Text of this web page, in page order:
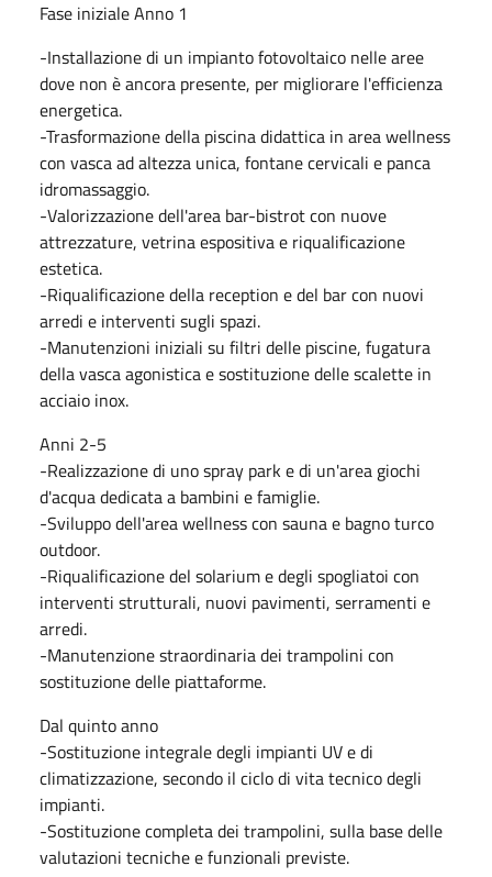
Fase iniziale Anno 1
-Installazione di un impianto fotovoltaico nelle aree
dove non è ancora presente, per migliorare l'efficienza
energetica.
-Trasformazione della piscina didattica in area wellness
con vasca ad altezza unica, fontane cervicali e panca
idromassaggio.
-Valorizzazione dell'area bar-bistrot con nuove
attrezzature, vetrina espositiva e riqualificazione
estetica.
-Riqualificazione della reception e del bar con nuovi
arredi e interventi sugli spazi.
-Manutenzioni iniziali su filtri delle piscine, fugatura
della vasca agonistica e sostituzione delle scalette in
acciaio inox.
Anni 2-5
-Realizzazione di uno spray park e di un'area giochi
d'acqua dedicata a bambini e famiglie.
-Sviluppo dell'area wellness con sauna e bagno turco
outdoor.
-Riqualificazione del solarium e degli spogliatoi con
interventi strutturali, nuovi pavimenti, serramenti e
arredi.
-Manutenzione straordinaria dei trampolini con
sostituzione delle piattaforme.
Dal quinto anno
-Sostituzione integrale degli impianti UV e di
climatizzazione, secondo il ciclo di vita tecnico degli
impianti.
-Sostituzione completa dei trampolini, sulla base delle
valutazioni tecniche e funzionali previste.